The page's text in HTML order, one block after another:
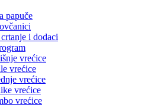
papuče
i dodaci
vrećice
vrećice
vrećice
vrećice
vrećice